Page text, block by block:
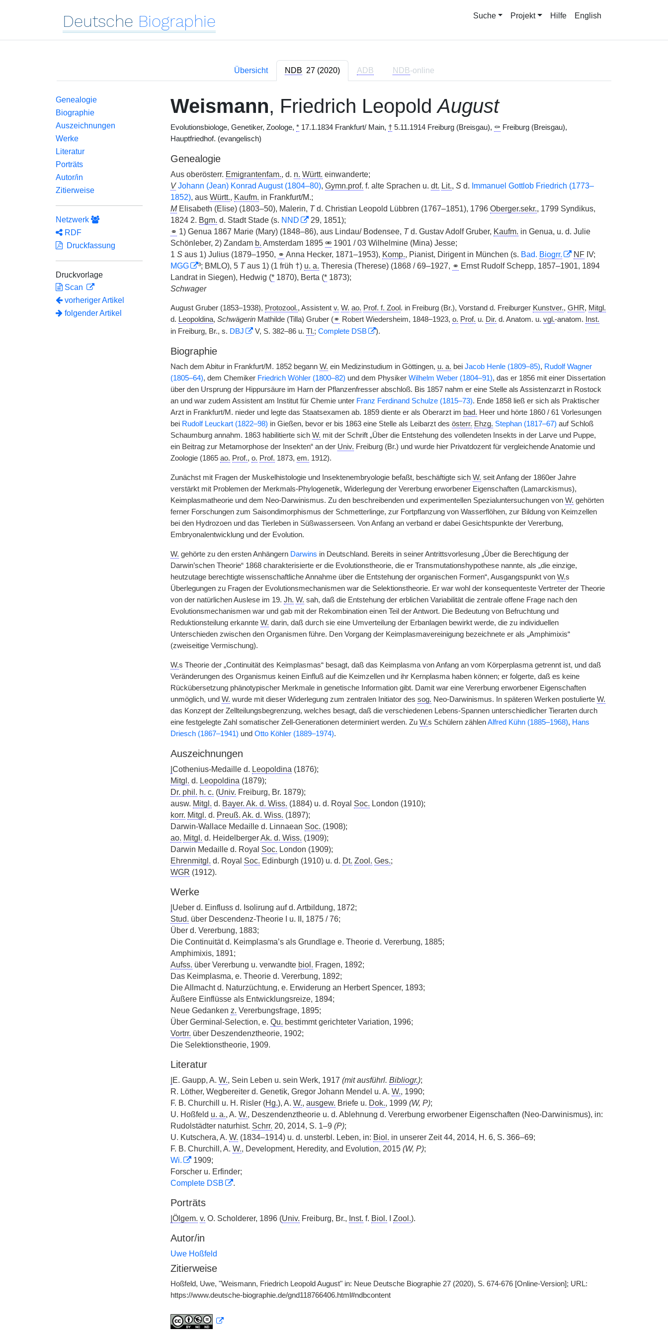
Deutsche Biographie Suche Projekt Hilfe English
Übersicht NDB 27 (2020) ADB NDB-online
Genealogie
Biographie
Auszeichnungen
Werke
Literatur
Porträts
Autor/in
Zitierweise
Netzwerk
RDF
Druckfassung
Druckvorlage
Scan
vorheriger Artikel
folgender Artikel
Weismann, Friedrich LeopoldAugust
Evolutionsbiologe, Genetiker, Zoologe, *17.1.1834 Frankfurt/ Main, †5.11.1914 Freiburg (Breisgau), ⚰ Freiburg (Breisgau),
Hauptfriedhof. (evangelisch)
Genealogie
Aus oberösterr. Emigrantenfam., d. n. Württ. einwanderte;
V Johann (Jean) Konrad August (1804–80), Gymn.prof. f. alte Sprachen u. dt. Lit., Sd. Immanuel Gottlob Friedrich (1773–
1852), aus Württ., Kaufm. in Frankfurt/M.;
MElisabeth (Elise) (1803–50), Malerin, Td. Christian Leopold Lübbren (1767–1851), 1796 Oberger.sekr., 1799 Syndikus,
1824 2. Bgm. d. Stadt Stade (s. NND
29, 1851);
⚭ 1) Genua 1867 Marie (Mary) (1848–86), aus Lindau/ Bodensee, Td. Gustav Adolf Gruber, Kaufm. in Genua, u. d. Julie
Schönleber, 2) Zandam b. Amsterdam 1895 ⚮1901 / 03 Wilhelmine (Mina) Jesse;
1 Saus 1) Julius (1879–1950, ⚭ Anna Hecker, 1871–1953), Komp., Pianist, Dirigent in München (s. Bad. Biogrr. NFIV;
MGG
³; BMLO), 5 Taus 1) (1 früh †) u. a. Theresia (Therese) (1868 / 69–1927, ⚭ Ernst Rudolf Schepp, 1857–1901, 1894
Landrat in Siegen), Hedwig (*1870), Berta (*1873);
Schwager
August Gruber (1853–1938), Protozool., Assistent v. W. ao. Prof. f. Zool . in Freiburg (Br.), Vorstand d. Freiburger Kunstver., GHR, Mitgl.
d. Leopoldina, SchwägerinMathilde (Tilla) Gruber (⚭ Robert Wiedersheim, 1848–1923, o. Prof. u. Dir. d. Anatom. u. vgl.-anatom.
Inst.
in Freiburg, Br., s. DBJ V, S. 382–86 u. Tl.; Complete DSB ).
Biographie
Nach dem Abitur in Frankfurt/M. 1852 begann W. ein Medizinstudium in Göttingen, u. a. bei Jacob Henle (1809–85), Rudolf Wagner
(1805–64), dem Chemiker Friedrich Wöhler (1800–82) und dem Physiker Wilhelm Weber (1804–91), das er 1856 mit einer Dissertation
über den Ursprung der Hippursäure im Harn der Pflanzenfresser abschloß. Bis 1857 nahm er eine Stelle als Assistenzarzt in Rostock
an und war zudem Assistent am Institut für Chemie unter Franz Ferdinand Schulze (1815–73). Ende 1858 ließ er sich als Praktischer
Arzt in Frankfurt/M. nieder und legte das Staatsexamen ab. 1859 diente er als Oberarzt im bad. Heer und hörte 1860 / 61 Vorlesungen
bei Rudolf Leuckart (1822–98) in Gießen, bevor er bis 1863 eine Stelle als Leibarzt des österr. Ehzg. Stephan (1817–67) auf Schloß
Schaumburg annahm. 1863 habilitierte sich W. mit der Schrift „Über die Entstehung des vollendeten Insekts in der Larve und Puppe,
ein Beitrag zur Metamorphose der Insekten“ an der Univ. Freiburg (Br.) und wurde hier Privatdozent für vergleichende Anatomie und
Zoologie (1865 ao. Prof., o. Prof. 1873, em. 1912).
Zunächst mit Fragen der Muskelhistologie und Insektenembryologie befaßt, beschäftigte sich W. seit Anfang der 1860er Jahre
verstärkt mit Problemen der Merkmals-Phylogenetik, Widerlegung der Vererbung erworbener Eigenschaften (Lamarckismus),
Keimplasmatheorie und dem Neo-Darwinismus. Zu den beschreibenden und experimentellen Spezialuntersuchungen von W. gehörten
ferner Forschungen zum Saisondimorphismus der Schmetterlinge, zur Fortpflanzung von Wasserflöhen, zur Bildung von Keimzellen
bei den Hydrozoen und das Tierleben in Süßwasserseen. Von Anfang an verband er dabei Gesichtspunkte der Vererbung,
Embryonalentwicklung und der Evolution.
W. gehörte zu den ersten Anhängern Darwins in Deutschland. Bereits in seiner Antrittsvorlesung „Über die Berechtigung der
Darwin’schen Theorie“ 1868 charakterisierte er die Evolutionstheorie, die er Transmutationshypothese nannte, als „die einzige,
heutzutage berechtigte wissenschaftliche Annahme über die Entstehung der organischen Formen“, Ausgangspunkt von W.s
Überlegungen zu Fragen der Evolutionsmechanismen war die Selektionstheorie. Er war wohl der konsequenteste Vertreter der Theorie
von der natürlichen Auslese im 19. Jh. W. sah, daß die Entstehung der erblichen Variabilität die zentrale offene Frage nach den
Evolutionsmechanismen war und gab mit der Rekombination einen Teil der Antwort. Die Bedeutung von Befruchtung und
Reduktionsteilung erkannte W. darin, daß durch sie eine Umverteilung der Erbanlagen bewirkt werde, die zu individuellen
Unterschieden zwischen den Organismen führe. Den Vorgang der Keimplasmavereinigung bezeichnete er als „Amphimixis“
(zweiseitige Vermischung).
W.s Theorie der „Continuität des Keimplasmas“ besagt, daß das Keimplasma von Anfang an vom Körperplasma getrennt ist, und daß
Veränderungen des Organismus keinen Einfluß auf die Keimzellen und ihr Kernplasma haben können; er folgerte, daß es keine
Rückübersetzung phänotypischer Merkmale in genetische Information gibt. Damit war eine Vererbung erworbener Eigenschaften
unmöglich, und W. wurde mit dieser Widerlegung zum zentralen Initiator des sog. Neo-Darwinismus. In späteren Werken postulierte W.
das Konzept der Zellteilungsbegrenzung, welches besagt, daß die verschiedenen Lebens-Spannen unterschiedlicher Tierarten durch
eine festgelegte Zahl somatischer Zell-Generationen determiniert werden. Zu W.s Schülern zählenAlfred Kühn (1885–1968), Hans
Driesch (1867–1941) und Otto Köhler (1889–1974).
Auszeichnungen
Cothenius-Medaille d. Leopoldina (1876);
Mitgl. d. Leopoldina (1879);
Dr. phil. h. c. (Univ. Freiburg, Br. 1879);
ausw. Mitgl. d. Bayer. Ak. d. Wiss. (1884) u. d. Royal Soc. London (1910);
korr. Mitgl. d. Preuß. Ak. d. Wiss. (1897);
Darwin-Wallace Medaille d. Linnaean Soc. (1908);
ao. Mitgl. d. HeidelbergerAk. d. Wiss. (1909);
Darwin Medaille d. Royal Soc. London (1909);
Ehrenmitgl. d. Royal Soc. Edinburgh (1910) u. d. Dt. Zool. Ges.;
WGR (1912).
Werke
Ueber d. Einfluss d. Isolirung auf d. Artbildung, 1872;
Stud. über Descendenz-Theorie I u. II, 1875 / 76;
Über d. Vererbung, 1883;
Die Continuität d. Keimplasma’s als Grundlage e. Theorie d. Vererbung, 1885;
Amphimixis, 1891;
Aufss. über Vererbung u. verwandte biol. Fragen, 1892;
Das Keimplasma, e. Theorie d. Vererbung, 1892;
Die Allmacht d. Naturzüchtung, e. Erwiderung an Herbert Spencer, 1893;
Äußere Einflüsse als Entwicklungsreize, 1894;
Neue Gedanken z. Vererbungsfrage, 1895;
Über Germinal-Selection, e. Qu. bestimmt gerichteter Variation, 1996;
Vortrr. über Deszendenztheorie, 1902;
Die Selektionstheorie, 1909.
Literatur
E. Gaupp, A. W., Sein Leben u. sein Werk, 1917 (mit ausführl. Bibliogr.);
R. Löther, Wegbereiter d. Genetik, Gregor Johann Mendel u. A. W., 1990;
F. B. Churchill u. H. Risler (Hg.), A. W., ausgew. Briefe u. Dok., 1999 (W, P);
U. Hoßfeld u. a., A. W., Deszendenztheorie u. d. Ablehnung d. Vererbung erworbener Eigenschaften (Neo-Darwinismus), in:
Rudolstädter naturhist. Schrr. 20, 2014, S. 1–9 (P);
U. Kutschera, A. W. (1834–1914) u. d. unsterbl. Leben, in: Biol. in unserer Zeit 44, 2014, H. 6, S. 366–69;
F. B. Churchill, A. W., Development, Heredity, and Evolution, 2015 (W, P);
Wi.
1909;
Forscher u. Erfinder;
Complete DSB
.
Porträts
Ölgem. v. O. Scholderer, 1896 (Univ. Freiburg, Br., Inst. f. Biol. Zool.).
Autor/in
Uwe Hoßfeld
Zitierweise
Hoßfeld, Uwe, "Weismann, Friedrich Leopold August" in: Neue Deutsche Biographie 27 (2020), S. 674-676 [Online-Version]; URL:
https://www.deutsche-biographie.de/gnd118766406.html#ndbcontent